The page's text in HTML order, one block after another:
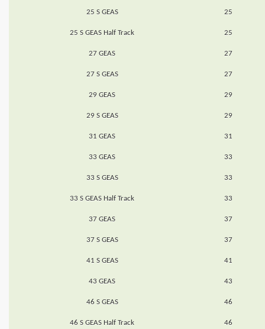
25 S GEAS
25 S GEAS Half Track
27 GEAS
27 S GEAS
29 GEAS
29 S GEAS
31 GEAS
33 GEAS
33 S GEAS
33 S GEAS Half Track
37 GEAS
37 S GEAS
41 S GEAS
43 GEAS
46 S GEAS
46 S GEAS Half Track
25
25
27
27
29
29
31
33
33
33
37
37
41
43
46
46